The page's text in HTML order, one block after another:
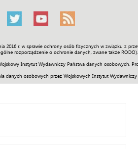
2016 r. w sprawie ochrony osób fizycznych w związku z
rozporządzenie o ochronie danych, zwane także RODO).
Instytut Wydawniczy Państwa danych osobowych.
danych osobowych przez Wojskowych Instytut Wydawniczy
Historia Galerie Wideo